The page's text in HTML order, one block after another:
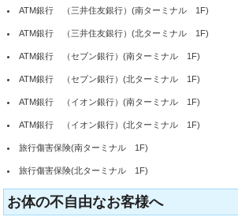
ATM銀行 （三井住友銀行）(南ターミナル 1F)
ATM銀行 （三井住友銀行）(北ターミナル 1F)
ATM銀行 （セブン銀行）(南ターミナル 1F)
ATM銀行 （セブン銀行）(北ターミナル 1F)
ATM銀行 （イオン銀行）(南ターミナル 1F)
ATM銀行 （イオン銀行）(北ターミナル 1F)
旅行傷害保険(南ターミナル 1F)
旅行傷害保険(北ターミナル 1F)
お体の不自由なお客様へ